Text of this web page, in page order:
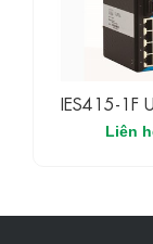
IES415-1F
Switch
Nghiệp
Liên